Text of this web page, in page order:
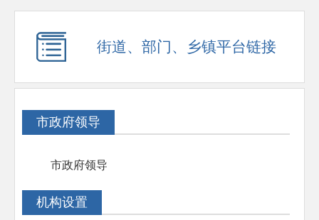
街道、部门、乡镇平台链接
市政府领导
市政府领导
机构设置